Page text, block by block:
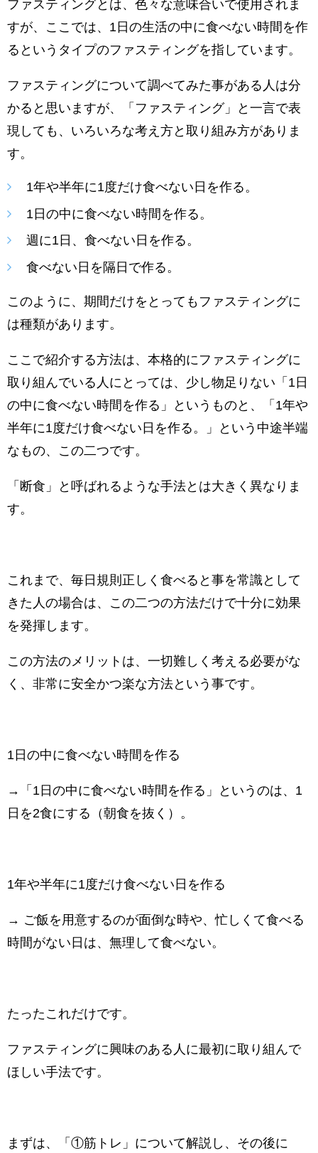
ファスティングとは、色々な意味合いで使用されま
すが、ここでは、1日の生活の中に食べない時間を作
るというタイプのファスティングを指しています。
ファスティングについて調べてみた事がある人は分
かると思いますが、「ファスティング」と一言で表
現しても、いろいろな考え方と取り組み方がありま
す。
1年や半年に1度だけ食べない日を作る。
1日の中に食べない時間を作る。
週に1日、食べない日を作る。
食べない日を隔日で作る。
このように、期間だけをとってもファスティングに
は種類があります。
ここで紹介する方法は、本格的にファスティングに
取り組んでいる人にとっては、少し物足りない「1日
の中に食べない時間を作る」というものと、「1年や
半年に1度だけ食べない日を作る。」という中途半端
なもの、この二つです。
「断食」と呼ばれるような手法とは大きく異なりま
す。
これまで、毎日規則正しく食べると事を常識として
きた人の場合は、この二つの方法だけで十分に効果
を発揮します。
この方法のメリットは、一切難しく考える必要がな
く、非常に安全かつ楽な方法という事です。
1日の中に食べない時間を作る
→「1日の中に食べない時間を作る」というのは、1
日を2食にする（朝食を抜く）。
1年や半年に1度だけ食べない日を作る
→ ご飯を用意するのが面倒な時や、忙しくて食べる
時間がない日は、無理して食べない。
たったこれだけです。
ファスティングに興味のある人に最初に取り組んで
ほしい手法です。
まずは、「①筋トレ」について解説し、その後に